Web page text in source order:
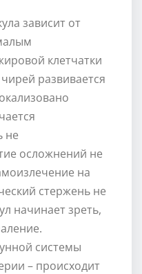
зависит от
клетчатки
развивается
не
осложнений не
на
стержень не
начинает зреть,
системы
– происходит